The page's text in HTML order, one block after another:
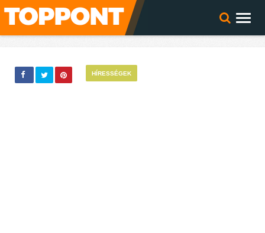
HÍRESSÉGEK